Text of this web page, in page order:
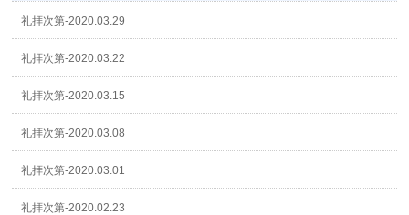
礼拝次第-2020.03.29
礼拝次第-2020.03.22
礼拝次第-2020.03.15
礼拝次第-2020.03.08
礼拝次第-2020.03.01
礼拝次第-2020.02.23